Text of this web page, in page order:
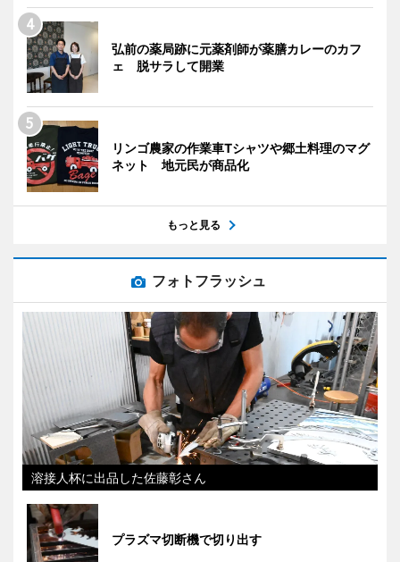
弘前の薬局跡に元薬剤師が薬膳カレーのカフ
ェ 脱サラして開業
リンゴ農家の作業車Tシャツや郷土料理のマグ
ネット 地元民が商品化
もっと見る
フォトフラッシュ
溶接人杯に出品した佐藤彰さん
プラズマ切断機で切り出す